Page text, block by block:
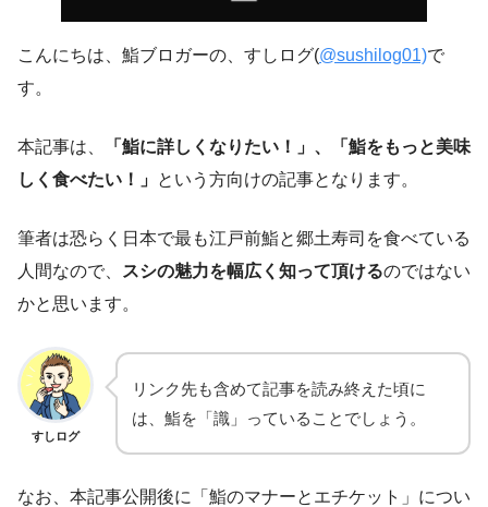
こんにちは、鮨ブロガーの、すしログ(@sushilog01)で
す。
本記事は、
「鮨に詳しくなりたい！」、「鮨をもっと美味
しく食べたい！」 という方向けの記事となります。
筆者は恐らく日本で最も江戸前鮨と郷土寿司を食べている
人間なので、
スシの魅力を幅広く知って頂けるのではない
かと思います。
すしログ
リンク先も含めて記事を読み終えた頃に
は、鮨を「識」っていることでしょう。
なお、本記事公開後に「鮨のマナーとエチケット」につい